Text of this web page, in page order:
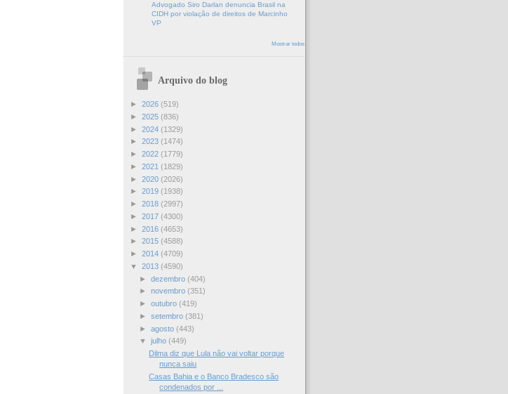
Advogado Siro Darlan denuncia Brasil na
CIDH por violação de direitos de Marcinho
VP
Mostrar todos
Arquivo do blog
► 2026 (519)
► 2025 (836)
► 2024 (1329)
► 2023 (1474)
► 2022 (1779)
► 2021 (1829)
► 2020 (2026)
► 2019 (1938)
► 2018 (2997)
► 2017 (4300)
► 2016 (4653)
► 2015 (4588)
► 2014 (4709)
▼ 2013 (4590)
► dezembro (404)
► novembro (351)
► outubro (419)
► setembro (381)
► agosto (443)
▼ julho (449)
Dilma diz que Lula não vai voltar porque
nunca saiu
Casas Bahia e o Banco Bradesco são
condenados por ...